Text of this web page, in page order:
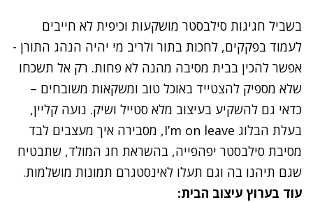
בשביל חגיגות סילבסטר מושקעות וכיפית לא חייבים
לעמוד בפקקים, לחכות בתור ולריב מי יהיה הנהג התורן -
אפשר להכין בבית מסיבה מהנה לא פחות. רק אל תשכחו
שלא מספיק להצטייד באוכל טוב ומשקאות משובחים –
כדאי גם להשקיע בעיצוב מלא סטייל ושיק. נועה קליין,
בעלת הבלוג I’m on leave, מסבירה איך מעצבים לבד
מסיבת סילבסטר יפהפייה, בהשראת חג המולד, שתבטיח
שגם תיהנו בה וגם תעלו לאינסטגרם תמונות מושלמות.
עוד בערוץ עיצוב הבית: